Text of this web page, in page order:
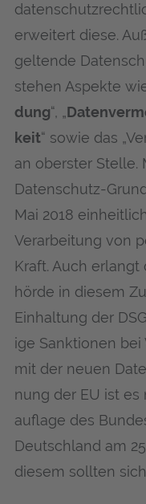
erwei­tert die­se.
gel­ten­de
ste­hen Aspek­te
dung“, „
keit“ sowie das
an obers­ter Stel­le.
Daten­schutz-
Mai 2018
Ver­ar­bei­tung von
Kraft. Auch
hör­de in die­sem
Ein­hal­tung der
ige Sank­tio­nen bei
mit der neu­en
nung der EU ist
auf­la­ge des
Deutsch­land am
die­sem soll­ten